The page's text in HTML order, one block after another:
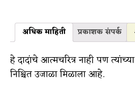
अधिक माहिती प्रकाशक संपर्क
हे दादांचे आत्मचरित्र नाही पण
निश्चित उजाळा मिळाला आहे.